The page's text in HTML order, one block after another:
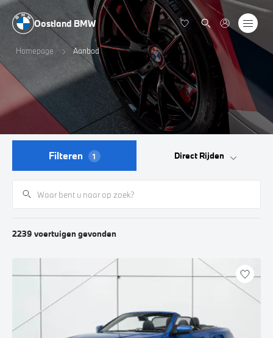
Oostland BMW
Homepage Aanbod
Filteren 1 Direct Rijden
2239 voertuigen gevonden